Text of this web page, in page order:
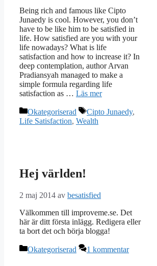
Being rich and famous like Cipto
Junaedy is cool. However, you don’t
have to be like him to be satisfied in
life. How satisfied are you with your
life nowadays? What is life
satisfaction and how to increase it? In
deep contemplation, author Arvan
Pradiansyah managed to make a
simple formula regarding life
satisfaction as … Läs mer
Kategorier
Okategoriserad Etiketter
Cipto Junaedy,
Life Satisfaction, Wealth
Hej världen!
2 maj 2014 av besatisfied
Välkommen till improveme.se. Det
här är ditt första inlägg. Redigera eller
ta bort det och börja blogga!
Kategorier
Okategoriserad 1 kommentar